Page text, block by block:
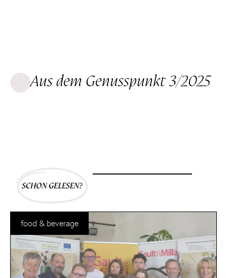
Aus dem Genusspunkt 3/2025
food & beverage